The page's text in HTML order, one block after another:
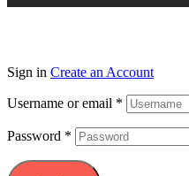
Sign in Create an Account
Username or email *
Password *